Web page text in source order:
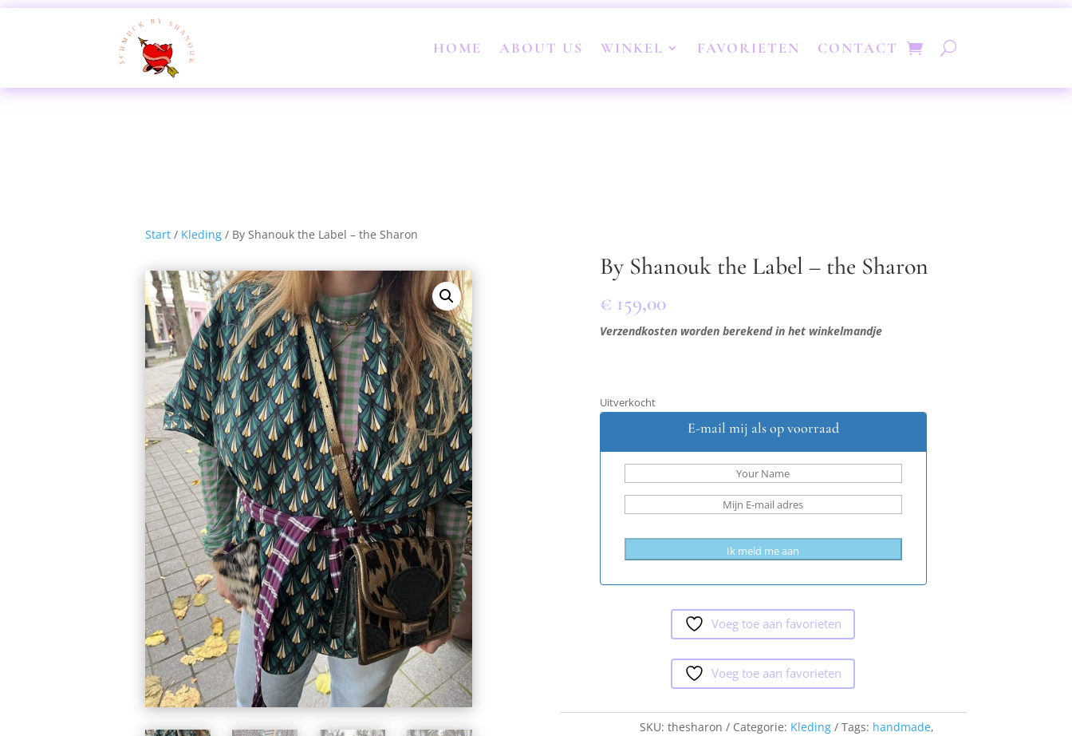
HOME ABOUT US WINKEL FAVORIETEN CONTACT
Start / Kleding / By Shanouk the Label – the Sharon
By Shanouk the Label – the Sharon
€ 159,00
Verzendkosten worden berekend in het winkelmandje
Uitverkocht
E-mail mij als op voorraad
Voeg toe aan favorieten
Voeg toe aan favorieten
SKU: thesharon Categorie: Kleding Tags: handmade,